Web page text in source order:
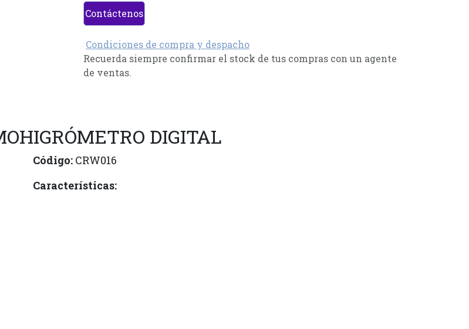
Contáctenos
Condiciones de compra y despacho
Recuerda siempre confirmar el stock de tus compras con un agente
de ventas.
DIGITAL
Código:CRW016
Características: